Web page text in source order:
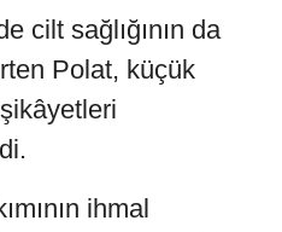
cilt sağlığının da
Polat, küçük
ihmal